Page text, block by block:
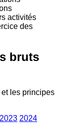
activités
des
bruts
les principes
2023 2024